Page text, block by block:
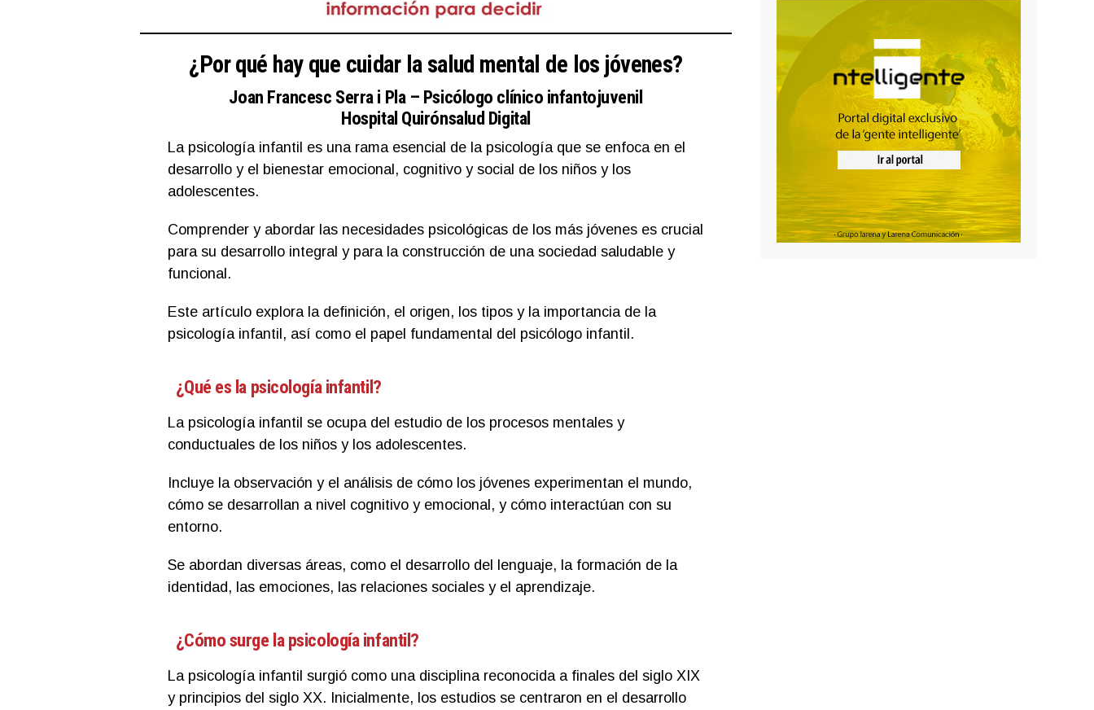
¿Por qué hay que cuidar la salud mental de los jóvenes?
Joan Francesc Serra i Pla– Psicólogo clínico infantojuvenil
Hospital Quirónsalud Digital
La psicología infantil es una rama esencial de la psicología que se enfoca en el
desarrollo y el bienestar emocional, cognitivo y social de los niños y los
adolescentes.
Comprender y abordar las necesidades psicológicas de los más jóvenes es crucial
para su desarrollo integral y para la construcción de una sociedad saludable y
funcional.
Este artículo explora la definición, el origen, los tipos y la importancia de la
psicología infantil, así como el papel fundamental del psicólogo infantil.
¿Qué es la psicología infantil?
La psicología infantil se ocupa del estudio de los procesos mentales y
conductuales de los niños y los adolescentes.
Incluye la observación y el análisis de cómo los jóvenes experimentan el mundo,
cómo se desarrollan a nivel cognitivo y emocional, y cómo interactúan con su
entorno.
Se abordan diversas áreas, como el desarrollo del lenguaje, la formación de la
identidad, las emociones, las relaciones sociales y el aprendizaje.
¿Cómo surge la psicología infantil?
La psicología infantil surgió como una disciplina reconocida a finales del siglo XIX
y principios del siglo XX. Inicialmente, los estudios se centraron en el desarrollo